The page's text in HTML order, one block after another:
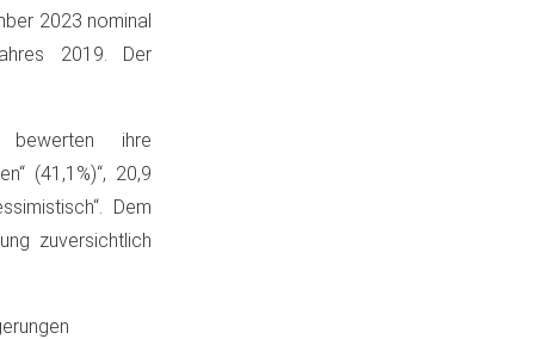
2023 nominal
2019. Der
ihre
(41,1%)“, 20,9
Dem
zuversichtlich